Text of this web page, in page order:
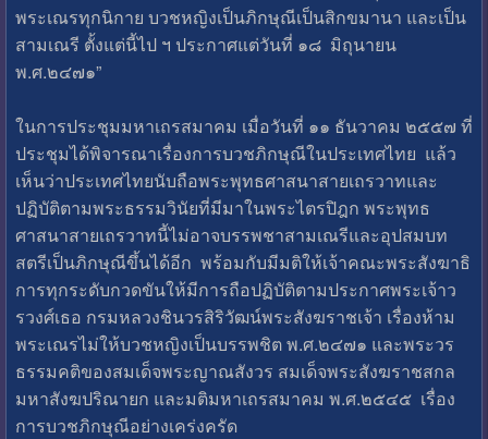
พระเณรทุกนิกาย บวชหญิงเป็นภิกษุณีเป็นสิกขมานา และเป็น
สามเณรี ตั้งแต่นี้ไป ฯ ประกาศแต่วันที่ ๑๘ มิถุนายน
พ.ศ.๒๔๗๑”
ในการประชุมมหาเถรสมาคม เมื่อวันที่ ๑๑ ธันวาคม ๒๕๕๗ ที่
ประชุมได้พิจารณาเรื่องการบวชภิกษุณีในประเทศไทย แล้ว
เห็นว่าประเทศไทยนับถือพระพุทธศาสนาสายเถรวาทและ
ปฏิบัติตามพระธรรมวินัยที่มีมาในพระไตรปิฎก พระพุทธ
ศาสนาสายเถรวาทนี้ไม่อาจบรรพชาสามเณรีและอุปสมบท
สตรีเป็นภิกษุณีขึ้นได้อีก พร้อมกับมีมติให้เจ้าคณะพระสังฆาธิ
การทุกระดับกวดขันให้มีการถือปฏิบัติตามประกาศพระเจ้าว
รวงศ์เธอ กรมหลวงชินวรสิริวัฒน์พระสังฆราชเจ้า เรื่องห้าม
พระเณรไม่ให้บวชหญิงเป็นบรรพชิต พ.ศ.๒๔๗๑ และพระวร
ธรรมคติของสมเด็จพระญาณสังวร สมเด็จพระสังฆราชสกล
มหาสังฆปริณายก และมติมหาเถรสมาคม พ.ศ.๒๕๔๕ เรื่อง
การบวชภิกษุณีอย่างเคร่งครัด